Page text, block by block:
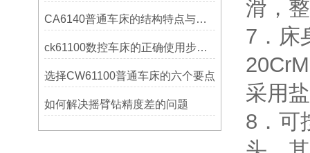
CA6140普通车床的结构特点与工作原理解析
ck61100数控车床的正确使用步骤是什么？
选择CW61100普通车床的六个要点
如何解决摇臂钻精度差的问题
滑，
7．床
采用
8．可